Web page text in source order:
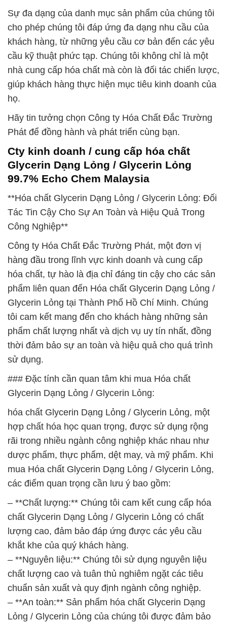
Sự đa dạng của danh mục sản phẩm của chúng tôi
cho phép chúng tôi đáp ứng đa dạng nhu cầu của
khách hàng, từ những yêu cầu cơ bản đến các yêu
cầu kỹ thuật phức tạp. Chúng tôi không chỉ là một
nhà cung cấp hóa chất mà còn là đối tác chiến lược,
giúp khách hàng thực hiện mục tiêu kinh doanh của
họ.
Hãy tin tưởng chọn Công ty Hóa Chất Đắc Trường
Phát để đồng hành và phát triển cùng bạn.
Cty kinh doanh / cung cấp hóa chất
Glycerin Dạng Lỏng / Glycerin Lỏng
99.7% Echo Chem Malaysia
**Hóa chất Glycerin Dạng Lỏng / Glycerin Lỏng: Đối
Tác Tin Cậy Cho Sự An Toàn và Hiệu Quả Trong
Công Nghiệp**
Công ty Hóa Chất Đắc Trường Phát, một đơn vị
hàng đầu trong lĩnh vực kinh doanh và cung cấp
hóa chất, tự hào là địa chỉ đáng tin cậy cho các sản
phẩm liên quan đến Hóa chất Glycerin Dạng Lỏng /
Glycerin Lỏng tại Thành Phố Hồ Chí Minh. Chúng
tôi cam kết mang đến cho khách hàng những sản
phẩm chất lượng nhất và dịch vụ uy tín nhất, đồng
thời đảm bảo sự an toàn và hiệu quả cho quá trình
sử dụng.
### Đặc tính cần quan tâm khi mua Hóa chất
Glycerin Dạng Lỏng / Glycerin Lỏng:
hóa chất Glycerin Dạng Lỏng / Glycerin Lỏng, một
hợp chất hóa học quan trọng, được sử dụng rộng
rãi trong nhiều ngành công nghiệp khác nhau như
dược phẩm, thực phẩm, dệt may, và mỹ phẩm. Khi
mua Hóa chất Glycerin Dạng Lỏng / Glycerin Lỏng,
các điểm quan trọng cần lưu ý bao gồm:
– **Chất lượng:** Chúng tôi cam kết cung cấp hóa
chất Glycerin Dạng Lỏng / Glycerin Lỏng có chất
lượng cao, đảm bảo đáp ứng được các yêu cầu
khắt khe của quý khách hàng.
– **Nguyên liệu:** Chúng tôi sử dụng nguyên liệu
chất lượng cao và tuân thủ nghiêm ngặt các tiêu
chuẩn sản xuất và quy định ngành công nghiệp.
– **An toàn:** Sản phẩm hóa chất Glycerin Dạng
Lỏng / Glycerin Lỏng của chúng tôi được đảm bảo